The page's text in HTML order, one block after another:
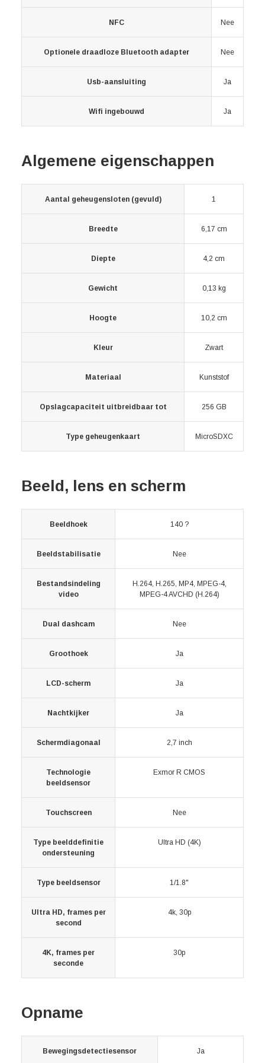
NFC Nee
Optionele draadloze Bluetooth adapter Nee
Usb-aansluiting Ja
Wifi ingebouwd Ja
Algemene eigenschappen
Aantal geheugensloten (gevuld) 1
Breedte 6,17 cm
Diepte 4,2 cm
Gewicht 0,13 kg
Hoogte 10,2 cm
Kleur Zwart
Materiaal Kunststof
Opslagcapaciteit uitbreidbaar tot 256 GB
Type geheugenkaart MicroSDXC
Beeld, lens en scherm
Beeldhoek 140 ?
Beeldstabilisatie Nee
Bestandsindeling
video
H.264, H.265, MP4, MPEG-4,
MPEG-4 AVCHD (H.264)
Dual dashcam Nee
Groothoek Ja
LCD-scherm Ja
Nachtkijker Ja
Schermdiagonaal 2,7 inch
Technologie
beeldsensor
Exmor R CMOS
Touchscreen Nee
Type beelddefinitie
ondersteuning
Ultra HD (4K)
Type beeldsensor 1/1.8"
Ultra HD, frames per
second
4k, 30p
4K, frames per
seconde
30p
Opname
Bewegingsdetectiesensor Ja